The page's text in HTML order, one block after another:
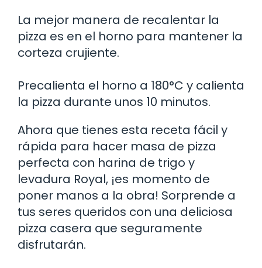
La mejor manera de recalentar la
pizza es en el horno para mantener la
corteza crujiente.
Precalienta el horno a 180°C y calienta
la pizza durante unos 10 minutos.
Ahora que tienes esta receta fácil y
rápida para hacer masa de pizza
perfecta con harina de trigo y
levadura Royal, ¡es momento de
poner manos a la obra! Sorprende a
tus seres queridos con una deliciosa
pizza casera que seguramente
disfrutarán.